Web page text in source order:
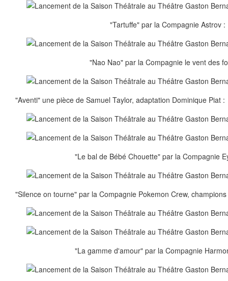
"Tartuffe" par la Compagnie Astrov :
"Nao Nao" par la Compagnie le vent des
"Aventi" une pièce de Samuel Taylor, adaptation Dominique Piat :
"Le bal de Bébé Chouette" par la Compagnie
"Silence on tourne" par la Compagnie Pokemon Crew,
"La gamme d'amour" par la Compagnie